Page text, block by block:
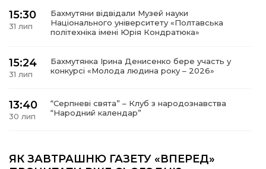
15:30
31 лип
Бахмутяни відвідали Музей науки
Національного університету «Полтавська
політехніка імені Юрія Кондратюка»
15:24
31 лип
Бахмутянка Ірина Денисенко бере участь у
конкурсі «Молода людина року – 2026»
13:40
30 лип
“Серпневі свята” – Клуб з народознавства
“Народний календар”
30 лип
долучилися до проєкту «Радість у дитячих
усмішках»
ЯК ЗАВТРАШНЮ ГАЗЕТУ «ВПЕРЕД»